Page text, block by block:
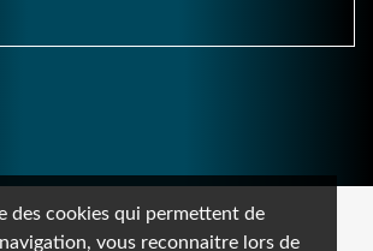
des cookies qui permettent de
vous reconnaitre lors de